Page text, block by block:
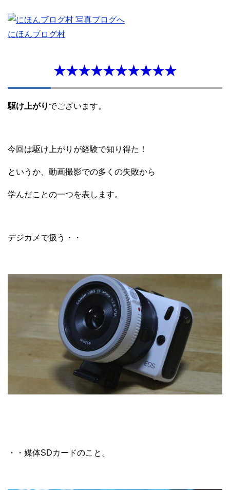
にほんブログ村
★★★★★★★★★★
駆け上がり でございます。
今回は駆け上がりが経験で知り得た！
というか、動画撮影での多くの失敗から
学んだことの一つを表します。
デジカメで扱う・・
・・媒体SDカードのこと。